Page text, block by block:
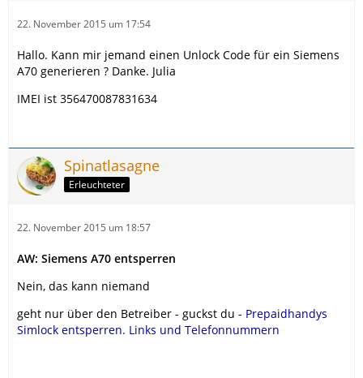
22. November 2015 um 17:54
Hallo. Kann mir jemand einen Unlock Code für ein Siemens
A70 generieren ? Danke. Julia
IMEI ist 356470087831634
Spinatlasagne
Erleuchteter
22. November 2015 um 18:57
AW: Siemens A70 entsperren
Nein, das kann niemand
geht nur über den Betreiber - guckst du - Prepaidhandys
Simlock entsperren. Links und Telefonnummern